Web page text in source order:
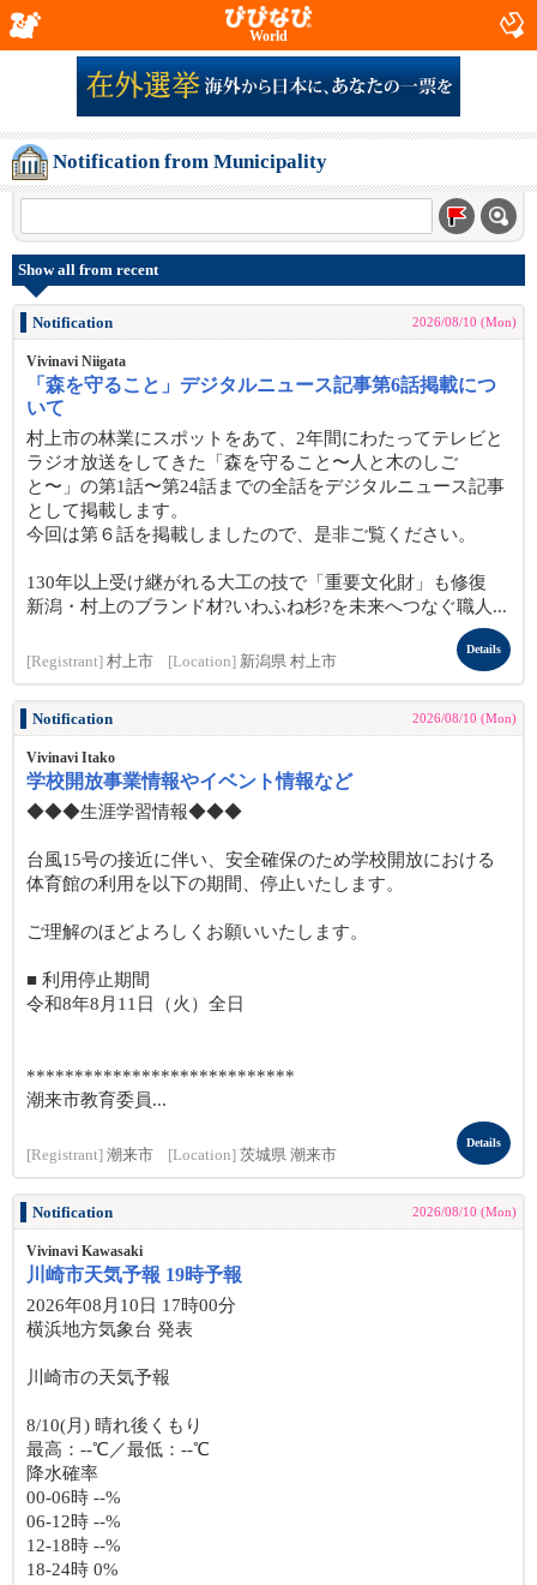
World
Notification from Municipality
Show all from recent
Notification 2026/08/10 (Mon)
Vivinavi Niigata
「森を守ること」デジタルニュース記事第6話掲載につ
いて
村上市の林業にスポットをあて、2年間にわたってテレビと
ラジオ放送をしてきた「森を守ること〜人と木のしご
と〜」の第1話〜第24話までの全話をデジタルニュース記事
として掲載します。
今回は第６話を掲載しましたので、是非ご覧ください。
130年以上受け継がれる大工の技で「重要文化財」も修復
新潟・村上のブランド材?いわふね杉?を未来へつなぐ職人...
[Registrant] 村上市 [Location] 新潟県 村上市
Details
Notification 2026/08/10 (Mon)
Vivinavi Itako
学校開放事業情報やイベント情報など
◆◆◆生涯学習情報◆◆◆
台風15号の接近に伴い、安全確保のため学校開放における
体育館の利用を以下の期間、停止いたします。
ご理解のほどよろしくお願いいたします。
■ 利用停止期間
令和8年8月11日（火）全日
****************************
潮来市教育委員...
[Registrant] 潮来市 [Location] 茨城県 潮来市
Details
Notification 2026/08/10 (Mon)
Vivinavi Kawasaki
川崎市天気予報 19時予報
2026年08月10日 17時00分
横浜地方気象台 発表
川崎市の天気予報
8/10(月) 晴れ後くもり
最高：--℃／最低：--℃
降水確率
00-06時 --%
06-12時 --%
12-18時 --%
18-24時 0%